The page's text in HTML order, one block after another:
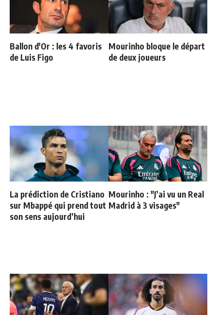
Ballon d'Or : les 4 favoris
de Luis Figo
Mourinho bloque le départ
de deux joueurs
La prédiction de Cristiano
sur Mbappé qui prend tout
son sens aujourd’hui
Mourinho : "J’ai vu un Real
Madrid à 3 visages"